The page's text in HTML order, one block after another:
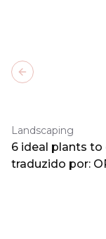
Landscaping
6 ideal plants
traduzido por:
Previous slide